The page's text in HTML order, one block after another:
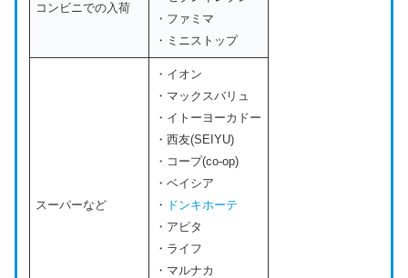
コンビニでの入荷
・ファミマ
・ミニストップ
スーパーなど
・イオン
・マックスバリュ
・イトーヨーカドー
・西友(SEIYU)
・コープ(co-op)
・ベイシア
・ ドンキホーテ
・アピタ
・ライフ
・マルナカ